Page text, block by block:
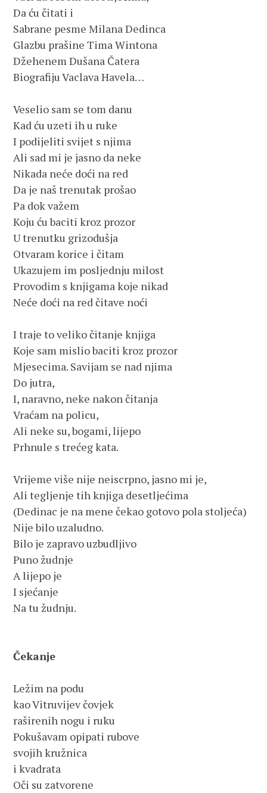
Da ću čitati i
Sabrane pesme Milana Dedinca
Glazbu prašine Tima Wintona
Džehenem Dušana Čatera
Biografiju Vaclava Havela…
Veselio sam se tom danu
Kad ću uzeti ih u ruke
I podijeliti svijet s njima
Ali sad mi je jasno da neke
Nikada neće doći na red
Da je naš trenutak prošao
Pa dok važem
Koju ću baciti kroz prozor
U trenutku grizodušja
Otvaram korice i čitam
Ukazujem im posljednju milost
Provodim s knjigama koje nikad
Neće doći na red čitave noći
I traje to veliko čitanje knjiga
Koje sam mislio baciti kroz prozor
Mjesecima. Savijam se nad njima
Do jutra,
I, naravno, neke nakon čitanja
Vraćam na policu,
Ali neke su, bogami, lijepo
Prhnule s trećeg kata.
Vrijeme više nije neiscrpno, jasno mi je,
Ali tegljenje tih knjiga desetljećima
(Dedinac je na mene čekao gotovo pola stoljeća)
Nije bilo uzaludno.
Bilo je zapravo uzbudljivo
Puno žudnje
A lijepo je
I sjećanje
Na tu žudnju.
Čekanje
Ležim na podu
kao Vitruvijev čovjek
raširenih nogu i ruku
Pokušavam opipati rubove
svojih kružnica
i kvadrata
Oči su zatvorene